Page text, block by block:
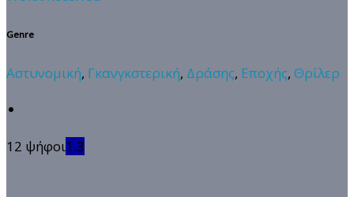
Genre
Αστυνομική, Γκανγκστερική, Δράσης, Εποχής, Θρίλερ
12 ψήφοι1.3